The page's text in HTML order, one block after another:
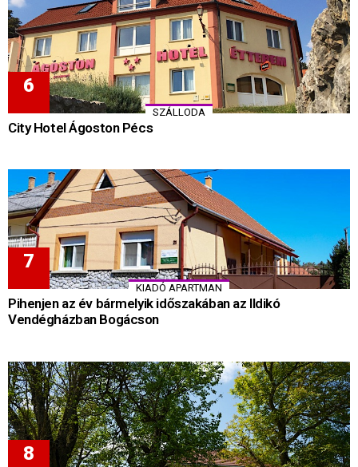
SZÁLLODA
City Hotel Ágoston Pécs
KIADÓ APARTMAN
Pihenjen az év bármelyik időszakában az Ildikó
Vendégházban Bogácson